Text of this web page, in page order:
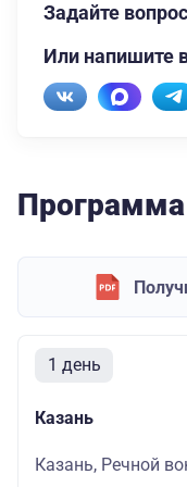
Задайте
Или напишите
Программа
1 день
Казань
Казань, Речной